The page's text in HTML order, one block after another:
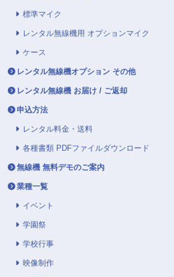
標準マイク
レンタル無線機用 オプションマイク
ケース
レンタル無線機オプション その他
レンタル無線機 お届け / ご返却
申込方法
レンタル料金・送料
各種書類 PDFファイルダウンロード
無線機 無料デモのご案内
業種一覧
イベント
学園祭
学校行事
映像制作